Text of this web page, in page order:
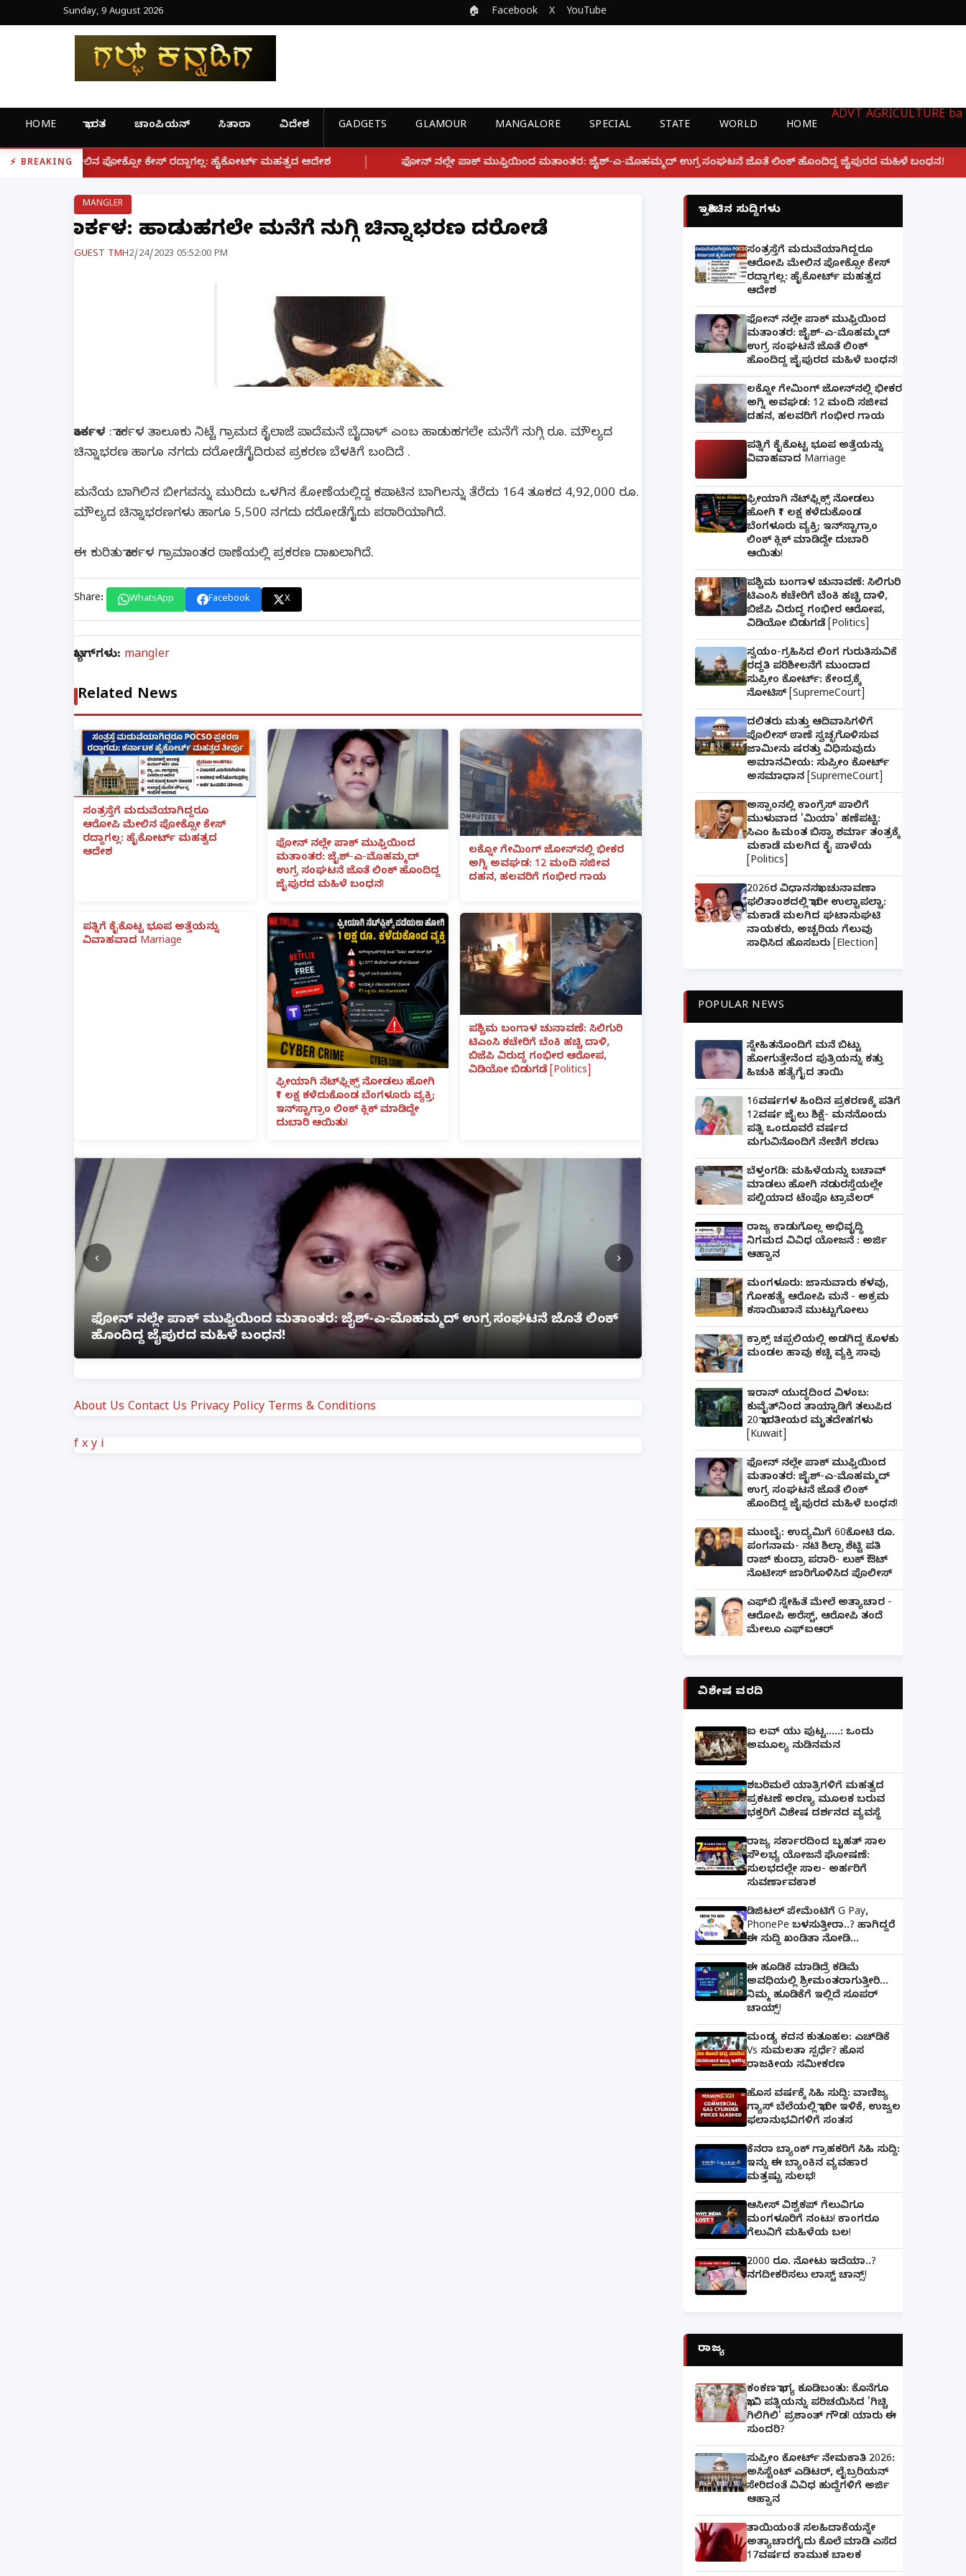
Sunday, 9 August 2026 🏠 Facebook X YouTube
HOME ಭಾರತ ಚಾಂಪಿಯನ್ ಸಿತಾರಾ ವಿದೇಶ GADGETS GLAMOUR MANGALORE SPECIAL STATE WORLD HOME
ADVT AGRICULTURE ba
BREAKING
ಕೇಸ್ ರದ್ದಾಗಲ್ಲ: ಹೈಕೋರ್ಟ್ ಮಹತ್ವದ ಆದೇಶ | ಫೋನ್ ನಲ್ಲೇ ಪಾಕ್ ಮುಫ್ತಿಯಿಂದ ಮತಾಂತರ: ಜೈಶ್-ಎ-ಮೊಹಮ್ಮದ್ ಉಗ್ರ ಸಂಘಟನೆ ಜೊತೆ ಲಿಂಕ್ ಹೊಂದಿದ್ದ ಜೈಪುರದ ಮಹಿಳೆ ಬಂಧನ! | ಲಕ್ನೋ ಗೇಮಿಂಗ್
MANGLER
ಕಾರ್ಕಳ: ಹಾಡುಹಗಲೇ ಮನೆಗೆ ನುಗ್ಗಿ ಚಿನ್ನಾಭರಣ ದರೋಡೆ
GUEST TMH2/24/2023 05:52:00 PM
ಕಾರ್ಕಳ : ಕಾರ್ಕಳ ತಾಲೂಕು ನಿಟ್ಟೆ ಗ್ರಾಮದ ಕೈಲಾಜೆ ಪಾದೆಮನೆ ಬೈದಾಳ್ ಎಂಬ ಹಾಡುಹಗಲೇ ಮನೆಗೆ ನುಗ್ಗಿ ರೂ. ಮೌಲ್ಯದ
ಚಿನ್ನಾಭರಣ ಹಾಗೂ ನಗದು ದರೋಡೆಗೈದಿರುವ ಪ್ರಕರಣ ಬೆಳಕಿಗೆ ಬಂದಿದೆ .
ಮನೆಯ ಬಾಗಿಲಿನ ಬೀಗವನ್ನು ಮುರಿದು ಒಳಗಿನ ಕೋಣೆಯಲ್ಲಿದ್ದ ಕಪಾಟಿನ ಬಾಗಿಲನ್ನು ತೆರೆದು 164 ತೂಕದ 4,92,000 ರೂ.
ಮೌಲ್ಯದ ಚಿನ್ನಾಭರಣಗಳು ಹಾಗೂ 5,500 ನಗದು ದರೋಡೆಗೈದು ಪರಾರಿಯಾಗಿದೆ.
ಈ ಕುರಿತು ಕಾರ್ಕಳ ಗ್ರಾಮಾಂತರ ಠಾಣೆಯಲ್ಲಿ ಪ್ರಕರಣ ದಾಖಲಾಗಿದೆ.
Share: WhatsApp Facebook X
ಟ್ಯಾಗ್‌ಗಳು: mangler
Related News
ಸಂತ್ರಸ್ತೆಗೆ ಮದುವೆಯಾಗಿದ್ದರೂ
ಆರೋಪಿ ಮೇಲಿನ ಪೋಕ್ಸೋ ಕೇಸ್
ರದ್ದಾಗಲ್ಲ: ಹೈಕೋರ್ಟ್ ಮಹತ್ವದ
ಆದೇಶ
ಫೋನ್ ನಲ್ಲೇ ಪಾಕ್ ಮುಫ್ತಿಯಿಂದ
ಮತಾಂತರ: ಜೈಶ್-ಎ-ಮೊಹಮ್ಮದ್
ಉಗ್ರ ಸಂಘಟನೆ ಜೊತೆ ಲಿಂಕ್ ಹೊಂದಿದ್ದ
ಜೈಪುರದ ಮಹಿಳೆ ಬಂಧನ!
ಲಕ್ನೋ ಗೇಮಿಂಗ್ ಜೋನ್‌ನಲ್ಲಿ ಭೀಕರ
ಅಗ್ನಿ ಅವಘಡ: 12 ಮಂದಿ ಸಜೀವ
ದಹನ, ಹಲವರಿಗೆ ಗಂಭೀರ ಗಾಯ
ಪತ್ನಿಗೆ ಕೈಕೊಟ್ಟ ಭೂಪ ಅತ್ತೆಯನ್ನು
ವಿವಾಹವಾದ Marriage
ಫ್ರೀಯಾಗಿ ನೆಟ್‌ಫ್ಲಿಕ್ಸ್ ನೋಡಲು ಹೋಗಿ
₹1 ಲಕ್ಷ ಕಳೆದುಕೊಂಡ ಬೆಂಗಳೂರು ವ್ಯಕ್ತಿ;
ಇನ್‌ಸ್ಟಾಗ್ರಾಂ ಲಿಂಕ್ ಕ್ಲಿಕ್ ಮಾಡಿದ್ದೇ
ದುಬಾರಿ ಆಯಿತು!
ಪಶ್ಚಿಮ ಬಂಗಾಳ ಚುನಾವಣೆ: ಸಿಲಿಗುರಿ
ಟಿಎಂಸಿ ಕಚೇರಿಗೆ ಬೆಂಕಿ ಹಚ್ಚಿ ದಾಳಿ,
ಬಿಜೆಪಿ ವಿರುದ್ಧ ಗಂಭೀರ ಆರೋಪ,
ವಿಡಿಯೋ ಬಿಡುಗಡೆ [Politics]
ಲಕ್ನೋ ಗೇಮಿಂಗ್ ಜೋನ್‌ನಲ್ಲಿ ಭೀಕರ ಅಗ್ನಿ ಅವಘಡ: 12 ಮಂದಿ ಸಜೀವ ದಹನ, ಹಲವರಿಗೆ ಗಂಭೀರ
ಗಾಯ
ಪತ್ನಿಗೆ ಕೈಕೊಟ್ಟ ಭೂಪ ಅತ್ತೆಯನ್ನು ವಿವಾಹವಾದ
‹ ›
About Us Contact Us Privacy Policy Terms & Conditions
f x y i
ಇತ್ತೀಚಿನ ಸುದ್ದಿಗಳು
ಸಂತ್ರಸ್ತೆಗೆ ಮದುವೆಯಾಗಿದ್ದರೂ
ಆರೋಪಿ ಮೇಲಿನ ಪೋಕ್ಸೋ ಕೇಸ್
ರದ್ದಾಗಲ್ಲ: ಹೈಕೋರ್ಟ್ ಮಹತ್ವದ
ಆದೇಶ
ಫೋನ್ ನಲ್ಲೇ ಪಾಕ್ ಮುಫ್ತಿಯಿಂದ
ಮತಾಂತರ: ಜೈಶ್-ಎ-ಮೊಹಮ್ಮದ್
ಉಗ್ರ ಸಂಘಟನೆ ಜೊತೆ ಲಿಂಕ್
ಹೊಂದಿದ್ದ ಜೈಪುರದ ಮಹಿಳೆ ಬಂಧನ!
ಲಕ್ನೋ ಗೇಮಿಂಗ್ ಜೋನ್‌ನಲ್ಲಿ ಭೀಕರ
ಅಗ್ನಿ ಅವಘಡ: 12 ಮಂದಿ ಸಜೀವ
ದಹನ, ಹಲವರಿಗೆ ಗಂಭೀರ ಗಾಯ
ಪತ್ನಿಗೆ ಕೈಕೊಟ್ಟ ಭೂಪ ಅತ್ತೆಯನ್ನು
ವಿವಾಹವಾದ Marriage
ಫ್ರೀಯಾಗಿ ನೆಟ್‌ಫ್ಲಿಕ್ಸ್ ನೋಡಲು
ಹೋಗಿ ₹1 ಲಕ್ಷ ಕಳೆದುಕೊಂಡ
ಬೆಂಗಳೂರು ವ್ಯಕ್ತಿ; ಇನ್‌ಸ್ಟಾಗ್ರಾಂ
ಲಿಂಕ್ ಕ್ಲಿಕ್ ಮಾಡಿದ್ದೇ ದುಬಾರಿ
ಆಯಿತು!
ಪಶ್ಚಿಮ ಬಂಗಾಳ ಚುನಾವಣೆ: ಸಿಲಿಗುರಿ
ಟಿಎಂಸಿ ಕಚೇರಿಗೆ ಬೆಂಕಿ ಹಚ್ಚಿ ದಾಳಿ,
ಬಿಜೆಪಿ ವಿರುದ್ಧ ಗಂಭೀರ ಆರೋಪ,
ವಿಡಿಯೋ ಬಿಡುಗಡೆ [Politics]
ಸ್ವಯಂ-ಗ್ರಹಿಸಿದ ಲಿಂಗ ಗುರುತಿಸುವಿಕೆ
ರದ್ದತಿ ಪರಿಶೀಲನೆಗೆ ಮುಂದಾದ
ಸುಪ್ರೀಂ ಕೋರ್ಟ್: ಕೇಂದ್ರಕ್ಕೆ
ನೋಟಿಸ್ [SupremeCourt]
ದಲಿತರು ಮತ್ತು ಆದಿವಾಸಿಗಳಿಗೆ
ಪೊಲೀಸ್ ಠಾಣೆ ಸ್ವಚ್ಛಗೊಳಿಸುವ
ಜಾಮೀನು ಷರತ್ತು ವಿಧಿಸುವುದು
ಅಮಾನವೀಯ: ಸುಪ್ರೀಂ ಕೋರ್ಟ್
ಅಸಮಾಧಾನ [SupremeCourt]
ಅಸ್ಸಾಂನಲ್ಲಿ ಕಾಂಗ್ರೆಸ್ ಪಾಲಿಗೆ
ಮುಳುವಾದ 'ಮಿಯಾ' ಹಣೆಪಟ್ಟಿ:
ಸಿಎಂ ಹಿಮಂತ ಬಿಸ್ವಾ ಶರ್ಮಾ ತಂತ್ರಕ್ಕೆ
ಮಕಾಡೆ ಮಲಗಿದ ಕೈ ಪಾಳೆಯ
[Politics]
2026ರ ವಿಧಾನಸಭಾ ಚುನಾವಣಾ
ಫಲಿತಾಂಶದಲ್ಲಿ ಭಾರೀ ಉಲ್ಟಾಪಲ್ಟಾ:
ಮಕಾಡೆ ಮಲಗಿದ ಘಟಾನುಘಟಿ
ನಾಯಕರು, ಅಚ್ಚರಿಯ ಗೆಲುವು
ಸಾಧಿಸಿದ ಹೊಸಬರು [Election]
POPULAR NEWS
ಸ್ನೇಹಿತನೊಂದಿಗೆ ಮನೆ ಬಿಟ್ಟು
ಹೋಗುತ್ತೇನೆಂದ ಪುತ್ರಿಯನ್ನು ಕತ್ತು
ಹಿಚುಕಿ ಹತ್ಯೆಗೈದ ತಾಯಿ
16ವರ್ಷಗಳ ಹಿಂದಿನ ಪ್ರಕರಣಕ್ಕೆ ಪತಿಗೆ
12ವರ್ಷ ಜೈಲು ಶಿಕ್ಷೆ- ಮನನೊಂದು
ಪತ್ನಿ ಒಂದೂವರೆ ವರ್ಷದ
ಮಗುವಿನೊಂದಿಗೆ ನೇಣಿಗೆ ಶರಣು
ಬೆಳ್ತಂಗಡಿ: ಮಹಿಳೆಯನ್ನು ಬಚಾವ್
ಮಾಡಲು ಹೋಗಿ ನಡುರಸ್ತೆಯಲ್ಲೇ
ಪಲ್ಟಿಯಾದ ಟೆಂಪೊ ಟ್ರಾವೆಲರ್
ರಾಜ್ಯ ಕಾಡುಗೊಲ್ಲ ಅಭಿವೃದ್ಧಿ
ನಿಗಮದ ವಿವಿಧ ಯೋಜನೆ : ಅರ್ಜಿ
ಆಹ್ವಾನ
ಮಂಗಳೂರು: ಜಾನುವಾರು ಕಳವು,
ಗೋಹತ್ಯೆ ಆರೋಪಿ ಮನೆ - ಅಕ್ರಮ
ಕಸಾಯಿಖಾನೆ ಮುಟ್ಟುಗೋಲು
ಕ್ರಾಕ್ಸ್ ಚಪ್ಪಲಿಯಲ್ಲಿ ಅಡಗಿದ್ದ ಕೊಳಕು
ಮಂಡಲ ಹಾವು ಕಚ್ಚಿ ವ್ಯಕ್ತಿ ಸಾವು
ಇರಾನ್ ಯುದ್ಧದಿಂದ ವಿಳಂಬ:
ಕುವೈತ್‌ನಿಂದ ತಾಯ್ನಾಡಿಗೆ ತಲುಪಿದ
20 ಭಾರತೀಯರ ಮೃತದೇಹಗಳು
[Kuwait]
ಫೋನ್ ನಲ್ಲೇ ಪಾಕ್ ಮುಫ್ತಿಯಿಂದ
ಮತಾಂತರ: ಜೈಶ್-ಎ-ಮೊಹಮ್ಮದ್
ಉಗ್ರ ಸಂಘಟನೆ ಜೊತೆ ಲಿಂಕ್
ಹೊಂದಿದ್ದ ಜೈಪುರದ ಮಹಿಳೆ ಬಂಧನ!
ಮುಂಬೈ: ಉದ್ಯಮಿಗೆ 60ಕೋಟಿ ರೂ.
ಪಂಗನಾಮ- ನಟಿ ಶಿಲ್ಪಾ ಶೆಟ್ಟಿ ಪತಿ
ರಾಜ್ ಕುಂದ್ರಾ ಪರಾರಿ- ಲುಕ್ ಔಟ್
ನೊಟೀಸ್ ಜಾರಿಗೊಳಿಸಿದ ಪೊಲೀಸ್
ಎಫ್‌ಬಿ ಸ್ನೇಹಿತೆ ಮೇಲೆ ಅತ್ಯಾಚಾರ -
ಆರೋಪಿ ಅರೆಸ್ಟ್, ಆರೋಪಿ ತಂದೆ
ಮೇಲೂ ಎಫ್ಐಆರ್
ವಿಶೇಷ ವರದಿ
ಐ ಲವ್ ಯು ಪುಟ್ಟ.....: ಒಂದು
ಅಮೂಲ್ಯ ನುಡಿನಮನ
ಶಬರಿಮಲೆ ಯಾತ್ರಿಗಳಿಗೆ ಮಹತ್ವದ
ಪ್ರಕಟಣೆ ಅರಣ್ಯ ಮೂಲಕ ಬರುವ
ಭಕ್ತರಿಗೆ ವಿಶೇಷ ದರ್ಶನದ ವ್ಯವಸ್ಥೆ
ರಾಜ್ಯ ಸರ್ಕಾರದಿಂದ ಬೃಹತ್ ಸಾಲ
ಸೌಲಭ್ಯ ಯೋಜನೆ ಘೋಷಣೆ:
ಸುಲಭದಲ್ಲೇ ಸಾಲ- ಅರ್ಹರಿಗೆ
ಸುವರ್ಣಾವಕಾಶ
ಡಿಜಿಟಲ್ ಪೇಮೆಂಟಿಗೆ G Pay,
PhonePe ಬಳಸುತ್ತೀರಾ..? ಹಾಗಿದ್ದರೆ
ಈ ಸುದ್ದಿ ಖಂಡಿತಾ ನೋಡಿ...
ಈ ಹೂಡಿಕೆ ಮಾಡಿದ್ರೆ ಕಡಿಮೆ
ಅವಧಿಯಲ್ಲಿ ಶ್ರೀಮಂತರಾಗುತ್ತೀರಿ...
ನಿಮ್ಮ ಹೂಡಿಕೆಗೆ ಇಲ್ಲಿದೆ ಸೂಪರ್
ಚಾಯ್ಸ್‌!
ಮಂಡ್ಯ ಕದನ ಕುತೂಹಲ: ಎಚ್‌ಡಿಕೆ
Vs ಸುಮಲತಾ ಸ್ಪರ್ಧೆ? ಹೊಸ
ರಾಜಕೀಯ ಸಮೀಕರಣ
ಹೊಸ ವರ್ಷಕ್ಕೆ ಸಿಹಿ ಸುದ್ದಿ: ವಾಣಿಜ್ಯ
ಗ್ಯಾಸ್‌ ಬೆಲೆಯಲ್ಲಿ ಭಾರೀ ಇಳಿಕೆ, ಉಜ್ವಲ
ಫಲಾನುಭವಿಗಳಿಗೆ ಸಂತಸ
ಕೆನರಾ ಬ್ಯಾಂಕ್‌ ಗ್ರಾಹಕರಿಗೆ ಸಿಹಿ ಸುದ್ದಿ:
ಇನ್ನು ಈ ಬ್ಯಾಂಕಿನ ವ್ಯವಹಾರ
ಮತ್ತಷ್ಟು ಸುಲಭ!
ಆಸೀಸ್ ವಿಶ್ವಕಪ್ ಗೆಲುವಿಗೂ
ಮಂಗಳೂರಿಗೆ ನಂಟು! ಕಾಂಗರೂ
ಗೆಲುವಿಗೆ ಮಹಿಳೆಯ ಬಲ!
2000 ರೂ. ನೋಟು ಇದೆಯಾ..?
ನಗದೀಕರಿಸಲು ಲಾಸ್ಟ್‌ ಚಾನ್ಸ್‌!
ರಾಜ್ಯ
ಕಂಕಣ ಭಾಗ್ಯ ಕೂಡಿಬಂತು: ಕೊನೆಗೂ
ಭಾವಿ ಪತ್ನಿಯನ್ನು ಪರಿಚಯಿಸಿದ 'ಗಿಚ್ಚಿ
ಗಿಲಿಗಿಲಿ' ಪ್ರಶಾಂತ್ ಗೌಡ! ಯಾರು ಈ
ಸುಂದರಿ?
ಸುಪ್ರೀಂ ಕೋರ್ಟ್ ನೇಮಕಾತಿ 2026:
ಅಸಿಸ್ಟೆಂಟ್ ಎಡಿಟರ್, ಲೈಬ್ರರಿಯನ್
ಸೇರಿದಂತೆ ವಿವಿಧ ಹುದ್ದೆಗಳಿಗೆ ಅರ್ಜಿ
ಆಹ್ವಾನ
ತಾಯಿಯಂತೆ ಸಲಹಿದಾಕೆಯನ್ನೇ
ಅತ್ಯಾಚಾರಗೈದು ಕೊಲೆ ಮಾಡಿ ಎಸೆದ
17ವರ್ಷದ ಕಾಮುಕ ಬಾಲಕ